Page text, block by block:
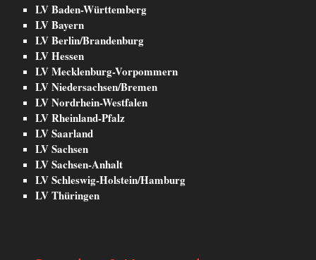
LV Baden-Württemberg
LV Bayern
LV Berlin/Brandenburg
LV Hessen
LV Mecklenburg-Vorpommern
LV Niedersachsen/Bremen
LV Nordrhein-Westfalen
LV Rheinland-Pfalz
LV Saarland
LV Sachsen
LV Sachsen-Anhalt
LV Schleswig-Holstein/Hamburg
LV Thüringen